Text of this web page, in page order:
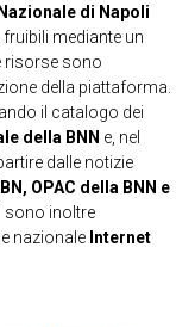
di Napoli
mediante un
risorse sono
della piattaforma.
il catalogo dei
della BNN e, nel
dalle notizie
OPAC della BNN e
sono inoltre
nazionale Internet